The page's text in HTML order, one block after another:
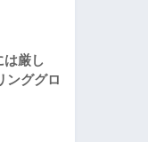
は厳し
ググロ